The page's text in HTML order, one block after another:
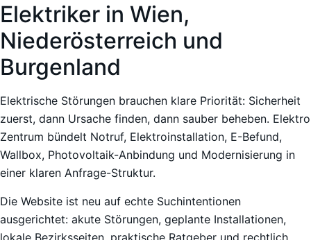
Elektriker in Wien,
Niederösterreich und
Burgenland
Elektrische Störungen brauchen klare Priorität: Sicherheit
zuerst, dann Ursache finden, dann sauber beheben. Elektro
Zentrum bündelt Notruf, Elektroinstallation, E-Befund,
Wallbox, Photovoltaik-Anbindung und Modernisierung in
einer klaren Anfrage-Struktur.
Die Website ist neu auf echte Suchintentionen
ausgerichtet: akute Störungen, geplante Installationen,
lokale Bezirksseiten, praktische Ratgeber und rechtlich